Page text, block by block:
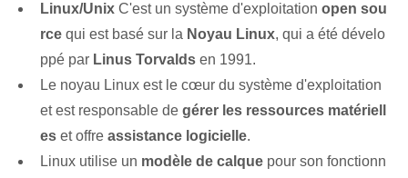
Linux/Unix C'est un système d'exploitation open sou
rce qui est basé sur la Noyau Linux, qui a été ⁢dévelo
ppé par Linus Torvalds en 1991.
Le noyau Linux est le cœur du système d'exploitation
et est responsable de gérer les ressources matériell
es et offre assistance logicielle.
Linux utilise un modèle de calque pour son fonctionn